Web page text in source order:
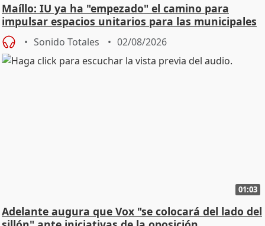
Maíllo: IU ya ha "empezado" el camino para
impulsar espacios unitarios para las municipales
Sonido Totales 02/08/2026
01:03
Adelante augura que Vox "se colocará del lado del